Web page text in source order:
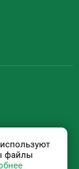
соглашением
файлы